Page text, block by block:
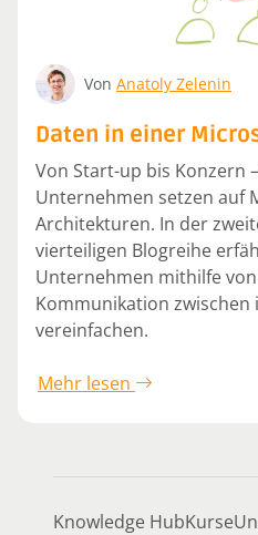
Von Anatoly Zelenin
Daten in einer
Von Start-up bis Konzern
Unternehmen setzen auf
Architekturen. In der
vierteiligen Blogreihe
Unternehmen mithilfe
Kommunikation zwischen
vereinfachen.
Mehr lesen
Knowledge HubKurse